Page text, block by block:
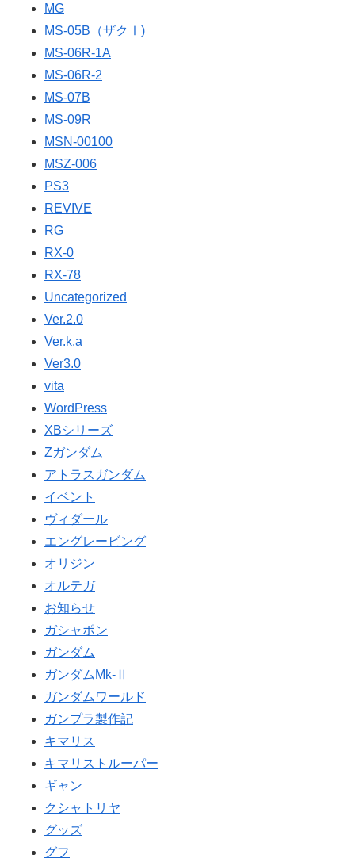
MG
MS-05B（ザクⅠ)
MS-06R-1A
MS-06R-2
MS-07B
MS-09R
MSN-00100
MSZ-006
PS3
REVIVE
RG
RX-0
RX-78
Uncategorized
Ver.2.0
Ver.k.a
Ver3.0
vita
WordPress
XBシリーズ
Ζガンダム
アトラスガンダム
イベント
ヴィダール
エングレービング
オリジン
オルテガ
お知らせ
ガシャポン
ガンダム
ガンダムMk-Ⅱ
ガンダムワールド
ガンプラ製作記
キマリス
キマリストルーパー
ギャン
クシャトリヤ
グッズ
グフ